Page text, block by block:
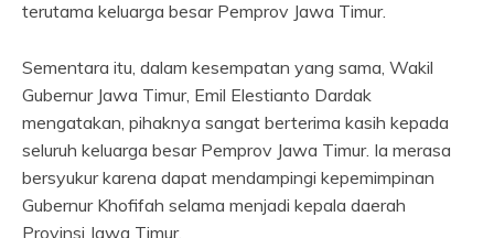
terutama keluarga besar Pemprov Jawa Timur.
Sementara itu, dalam kesempatan yang sama, Wakil
Gubernur Jawa Timur, Emil Elestianto Dardak
mengatakan, pihaknya sangat berterima kasih kepada
seluruh keluarga besar Pemprov Jawa Timur. Ia merasa
bersyukur karena dapat mendampingi kepemimpinan
Gubernur Khofifah selama menjadi kepala daerah
Provinsi Jawa Timur.